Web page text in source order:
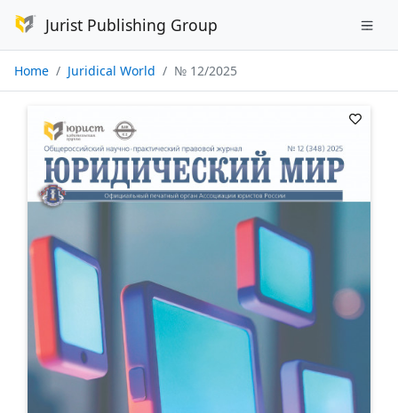
Jurist Publishing Group
Home Juridical World № 12/2025